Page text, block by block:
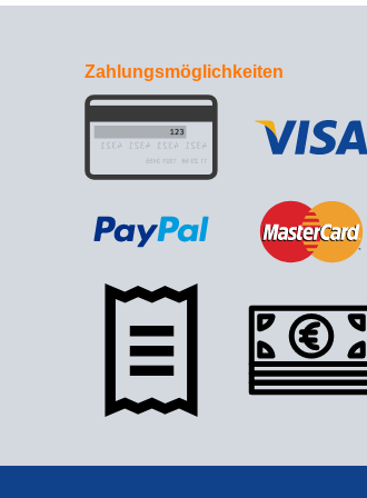
Zahlungsmöglichkeiten